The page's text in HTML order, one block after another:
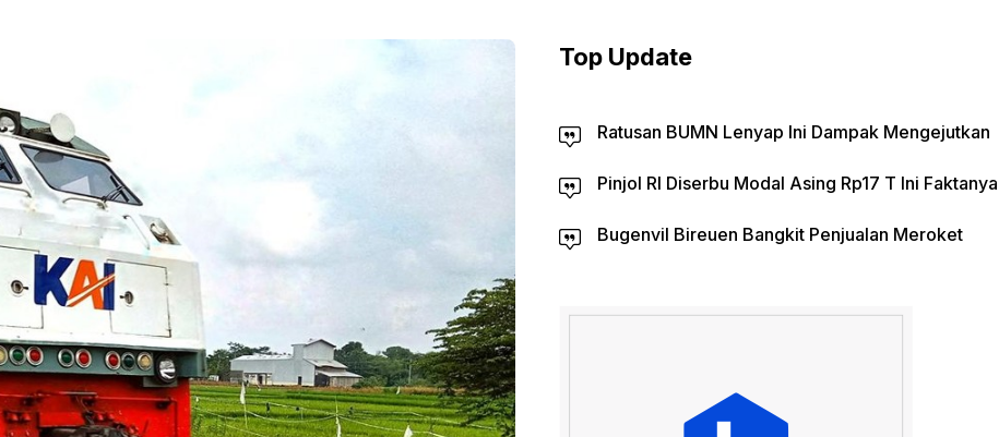
Top Update
Ratusan BUMN Lenyap Ini Dampak Mengejutkan
Pinjol RI Diserbu Modal Asing Rp17 T Ini Faktanya
Bugenvil Bireuen Bangkit Penjualan Meroket